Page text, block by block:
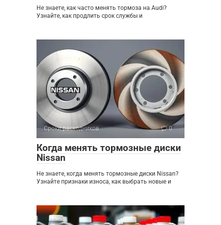
Не знаете, как часто менять тормоза на Audi?
Узнайте, как продлить срок службы и
Сроки расходников 0
Когда менять тормозные диски
Nissan
Не знаете, когда менять тормозные диски Nissan?
Узнайте признаки износа, как выбрать новые и